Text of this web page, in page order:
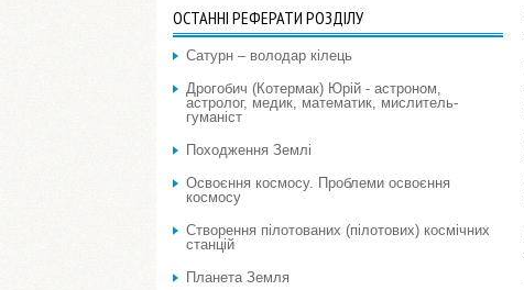
ОСТАННІ РЕФЕРАТИ РОЗДІЛУ
Сатурн – володар кілець
Дрогобич (Котермак) Юрій - астроном,
астролог, медик, математик, мислитель-
гуманіст
Походження Землі
Освоєння космосу. Проблеми освоєння
космосу
Створення пілотованих (пілотових) космічних
станцій
Планета Земля